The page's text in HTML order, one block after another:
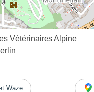
Vétérinaires Alpine
Waze